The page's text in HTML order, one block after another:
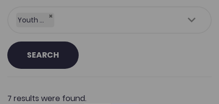
Youth Work ×
SEARCH
7 results were found.